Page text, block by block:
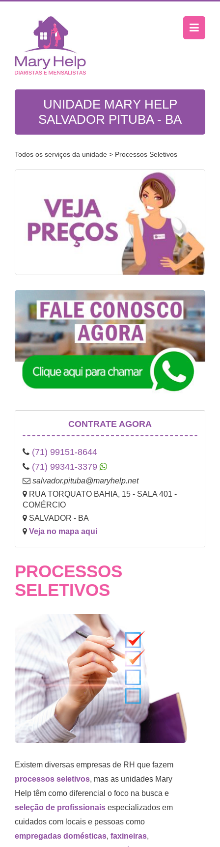
UNIDADE MARY HELP
SALVADOR PITUBA - BA
Todos os serviços da unidade > Processos Seletivos
CONTRATE AGORA
(71) 99151-8644
(71) 99341-3379
salvador.pituba@maryhelp.net
RUA TORQUATO BAHIA, 15 - SALA 401 -
COMÉRCIO
SALVADOR - BA
Veja no mapa aqui
PROCESSOS
SELETIVOS
Existem diversas empresas de RH que fazem
processos seletivos, mas as unidades Mary
Help têm como diferencial o foco na busca e
seleção de profissionais especializados em
cuidados com locais e pessoas como
empregadas domésticas, faxineiras,